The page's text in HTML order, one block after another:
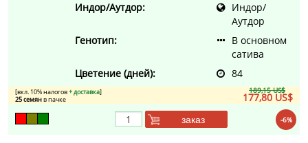
Индор/Аутдор:
Индор/
Аутдор
Генотип:
В основном
сатива
Цветение (дней):
84
189,15 US$
177,80 US$
[вкл. 10% налогов+ доставка]
25 семянв пачке
-6%
заказ